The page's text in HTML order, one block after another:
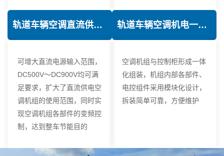
轨道车辆空调直流供电技术
可增大直流电源输入范围，
DC500V～DC900V均可满
足要求，扩大了直流供电空
调机组的使用范围，同时实
现空调机组各部件的变频控
制，达到整车节能目的
轨道车辆空调机电一体化技术
空调机组与控制柜形成一体
化组装，机组内部各部件、
电控组件采用模块化设计，
拆装简单可靠，方便维护